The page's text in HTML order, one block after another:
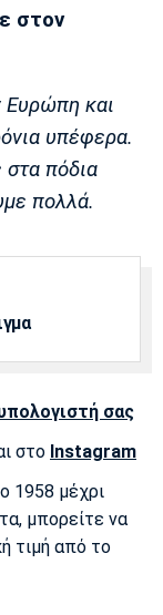
στον
Ευρώπη και
υπέφερα.
στα πόδια
πολλά.
σας
στο Instagram
1958 μέχρι
μπορείτε να
τιμή από το